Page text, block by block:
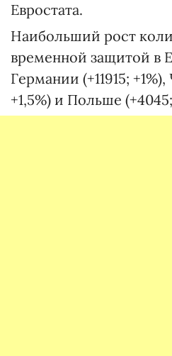
Евростата.
Наибольший рост
временной защитой в
Германии (+11915;
+1,5%) и Польше